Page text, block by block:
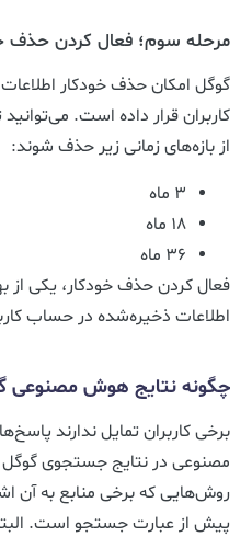
مرحله سوم؛ فعال کردن حذف
گوگل امکان حذف خودکار اطلاعات
کاربران قرار داده است.
از بازه‌های زمانی زیر حذف شوند:
۳ ماه
۱۸ ماه
۳۶ ماه
فعال کردن حذف خودکار، یکی
اطلاعات ذخیره‌شده در حساب
چگونه نتایج هوش مصنوعی
برخی کاربران تمایل ندارند
مصنوعی در نتایج جستجوی
روش‌هایی که برخی منابع به آن
پیش از عبارت جستجو است.